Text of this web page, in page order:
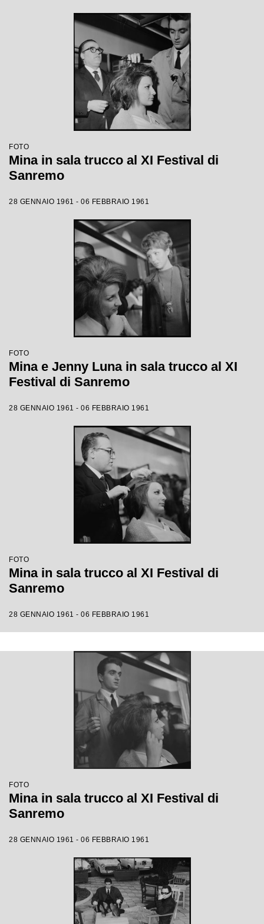
FOTO
Mina in sala trucco al XI Festival di
Sanremo
28 GENNAIO 1961 - 06 FEBBRAIO 1961
FOTO
Mina e Jenny Luna in sala trucco al XI
Festival di Sanremo
28 GENNAIO 1961 - 06 FEBBRAIO 1961
FOTO
Mina in sala trucco al XI Festival di
Sanremo
28 GENNAIO 1961 - 06 FEBBRAIO 1961
FOTO
Mina in sala trucco al XI Festival di
Sanremo
28 GENNAIO 1961 - 06 FEBBRAIO 1961